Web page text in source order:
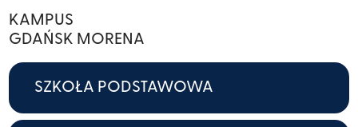
KAMPUS
GDAŃSK MORENA
SZKOŁA PODSTAWOWA